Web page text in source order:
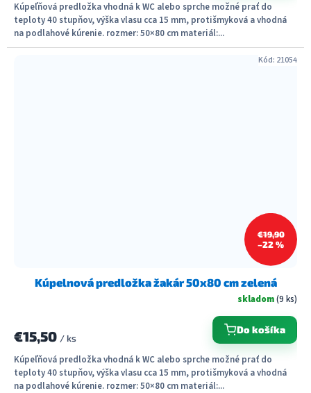
Kúpeľňová predložka vhodná k WC alebo sprche možné prať do
teploty 40 stupňov, výška vlasu cca 15 mm, protišmyková a vhodná
na podlahové kúrenie. rozmer: 50×80 cm materiál:...
€19,90
–22 %
Kúpelnová predložka žakár 50x80 cm zelená
skladom(9 ks)
€15,50 / ks
Do košíka
Kúpeľňová predložka vhodná k WC alebo sprche možné prať do
teploty 40 stupňov, výška vlasu cca 15 mm, protišmyková a vhodná
na podlahové kúrenie. rozmer: 50×80 cm materiál:...
Kód: 21054